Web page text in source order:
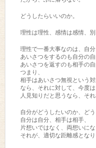
どうしたらいいのか。
理性は理性、感情は感情、別
理性で一番大事なのは、自
あいさつをするのも自分の
あいさつを返すのも相手の
つまり、
相手はあいさつ無視という対
なら、それに対して、今度
人見知りだと思うなら、そ
自分がどうしたいのか、ど
自分は自分、相手は相手、
片想いではなく、両想いにな
それが、適切な距離感となり